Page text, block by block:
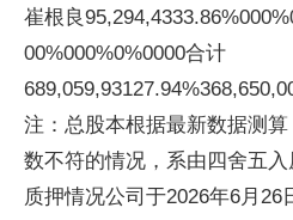
崔根良
00%000%0%0000合计
注：总股本根据最新数据测
数不符的情况，系由四舍五
质押情况公司于2026年6月